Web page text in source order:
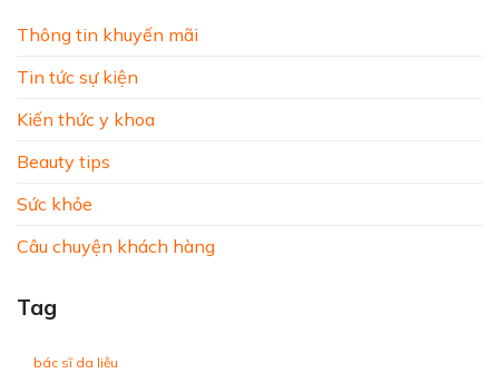
Thông tin khuyến mãi
Tin tức sự kiện
Kiến thức y khoa
Beauty tips
Sức khỏe
Câu chuyện khách hàng
Tag
bác sĩ da liễu